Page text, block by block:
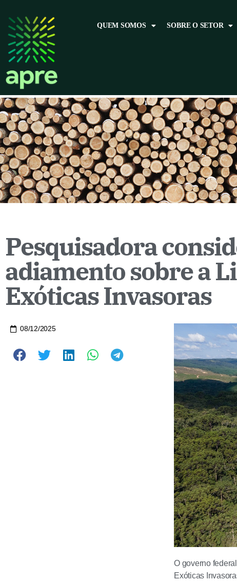
QUEM SOMOS SOBRE O SETOR
Pesquisadora
adiamento sobre a
Exóticas Invasoras
08/12/2025
O governo
Exóticas